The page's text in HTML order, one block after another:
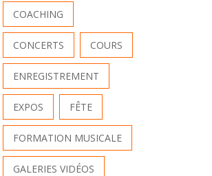
COACHING
CONCERTS COURS
ENREGISTREMENT
EXPOS FÊTE
FORMATION MUSICALE
GALERIES VIDÉOS